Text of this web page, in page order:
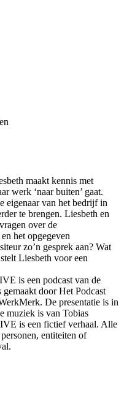
maakt kennis met
werk ‘naar buiten’ gaat.
eigenaar van het bedrijf in
te brengen. Liesbeth en
over de
het opgegeven
zo’n gesprek aan? Wat
Liesbeth voor een
is een podcast van de
door Het Podcast
De presentatie is in
muziek is van Tobias
is een fictief verhaal. Alle
entiteiten of